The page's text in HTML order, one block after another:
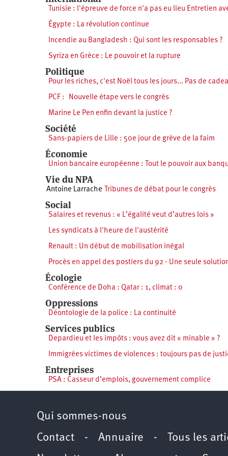
Tunisie : l'épreuve de force n'a pas eu lieu Entretien
Égypte : La révolution continue
Incendie au Bangladesh : Qui sont les responsables ?
Syriza en Grèce : Le pouvoir et la rupture
Politique
Pour les riches, c'est Noël tous les jours... Pas de
PCF : Nouvelle étape vers le congrès
Marine Le Pen enfin devant la justice ?
Société
Sans-papiers de Lille : 50e jour de grève de la faim
Économie
Union bancaire européenne : Tout le pouvoir aux
Vie du NPA
Antoine Larrache Tribunes de débat pour le congrès
Social
Salaires et revenus : « L’égalité veut d’autres lois »
Les syndicats à l'heure de l'austérité
Renault : Un début de mobilisation inégal
Procès en appel des postiers du 92 - Une seule
Écologie
Conférence de Doha : Qatar : 1, climat : 0
Oppressions
Déontologie de la police : La continuité
Services publics
Depardieu et les impôts : vous avez dit « minable » ?
Immigrées victimes de violences : toujours pas de
Entreprises
PSA : Casseur d’emplois, gouvernement complice
Qui sommes-nous
Contact - Annuaire - Tous les